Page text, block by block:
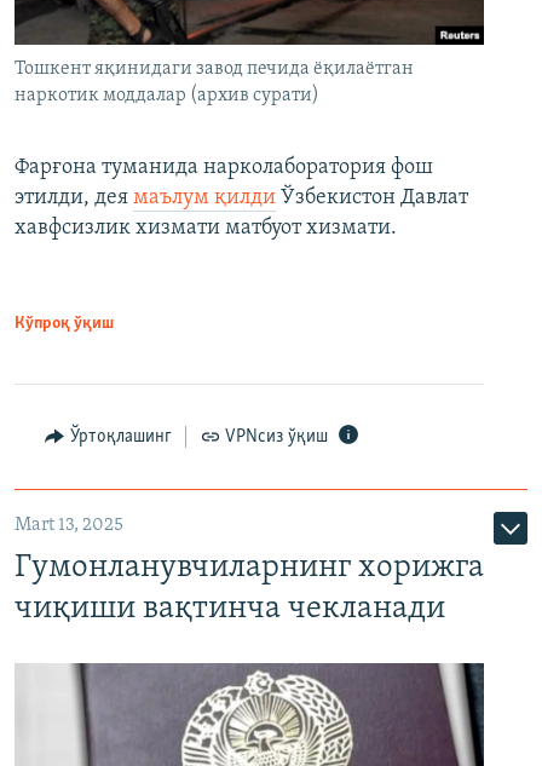
Тошкент яқинидаги завод печида ёқилаётган
наркотик моддалар (архив сурати)
Фарғона туманида нарколаборатория фош
этилди, дея маълум қилди Ўзбекистон Давлат
хавфсизлик хизмати матбуот хизмати.
Кўпроқ ўқиш
Ўртоқлашинг VPNсиз ўқиш
Mart 13, 2025
Гумонланувчиларнинг хорижга
чиқиши вақтинча чекланади